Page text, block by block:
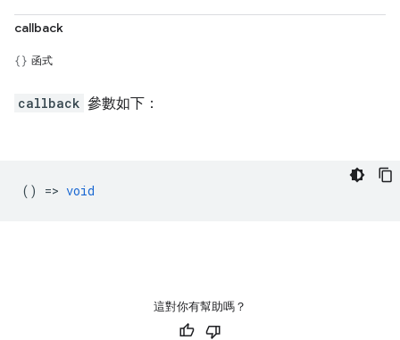
callback
函式
callback 參數如下：
() => void
這對你有幫助嗎？